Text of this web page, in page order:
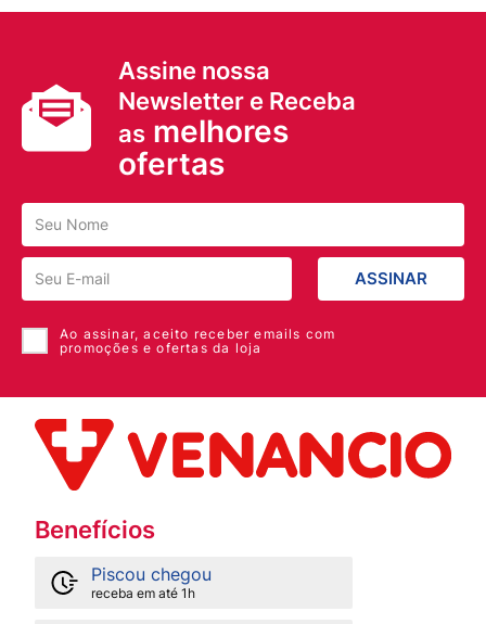
Assine nossa
Newsletter e Receba
as melhores
ofertas
ASSINAR
Ao assinar, aceito receber emails com
promoções e ofertas da loja
Benefícios
Piscou chegou
receba em até 1h